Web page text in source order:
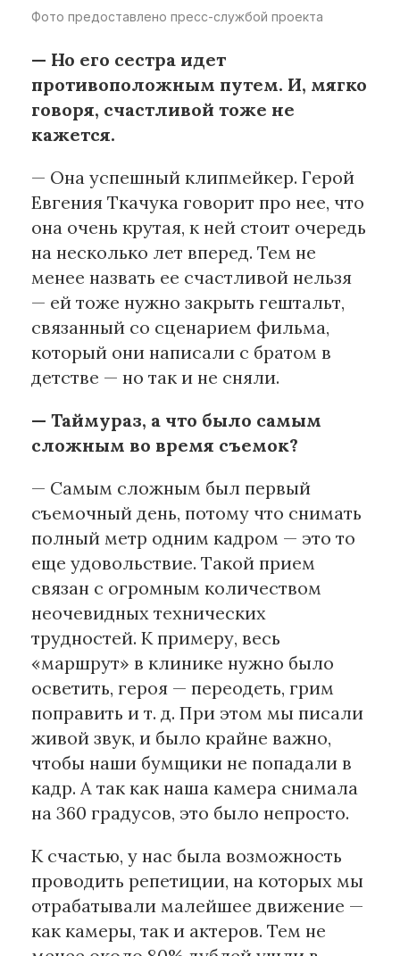
Фото предоставлено пресс-службой проекта
— Но его сестра идет
противоположным путем. И, мягко
говоря, счастливой тоже не
кажется.
— Она успешный клипмейкер. Герой
Евгения Ткачука говорит про нее, что
она очень крутая, к ней стоит очередь
на несколько лет вперед. Тем не
менее назвать ее счастливой нельзя
— ей тоже нужно закрыть гештальт,
связанный со сценарием фильма,
который они написали с братом в
детстве — но так и не сняли.
— Таймураз, а что было самым
сложным во время съемок?
— Самым сложным был первый
съемочный день, потому что снимать
полный метр одним кадром — это то
еще удовольствие. Такой прием
связан с огромным количеством
неочевидных технических
трудностей. К примеру, весь
«маршрут» в клинике нужно было
осветить, героя — переодеть, грим
поправить и т. д. При этом мы писали
живой звук, и было крайне важно,
чтобы наши бумщики не попадали в
кадр. А так как наша камера снимала
на 360 градусов, это было непросто.
К счастью, у нас была возможность
проводить репетиции, на которых мы
отрабатывали малейшее движение —
как камеры, так и актеров. Тем не